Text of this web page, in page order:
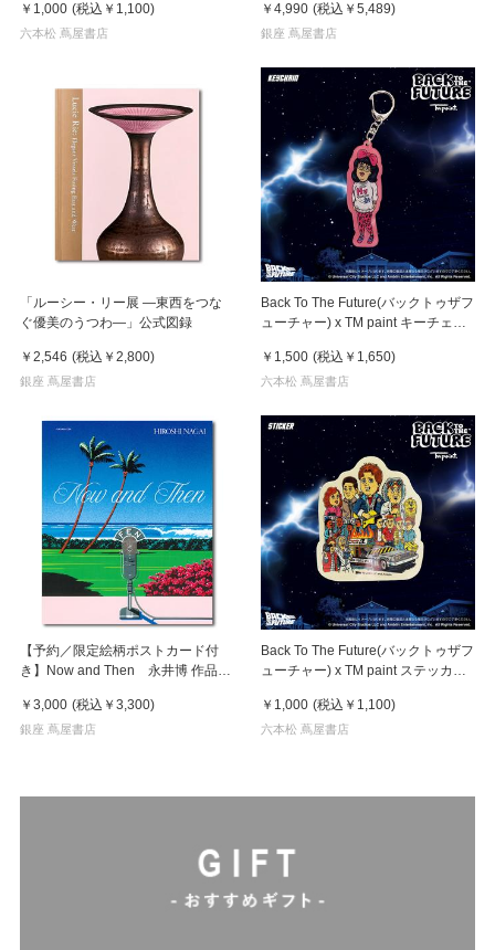
￥1,000 (税込 ￥1,100)
六本松 蔦屋書店
￥4,990 (税込 ￥5,489)
銀座 蔦屋書店
「ルーシー・リー展 ―東西をつな
ぐ優美のうつわ―」公式図録
￥2,546 (税込 ￥2,800)
銀座 蔦屋書店
Back To The Future(バックトゥザフ
ューチャー) x TM paint キーチェー
￥1,500 (税込 ￥1,650)
六本松 蔦屋書店
【予約／限定絵柄ポストカード付
き】Now and Then 永井博 作品
￥3,000 (税込 ￥3,300)
銀座 蔦屋書店
Back To The Future(バックトゥザフ
ューチャー) x TM paint ステッカー
￥1,000 (税込 ￥1,100)
六本松 蔦屋書店